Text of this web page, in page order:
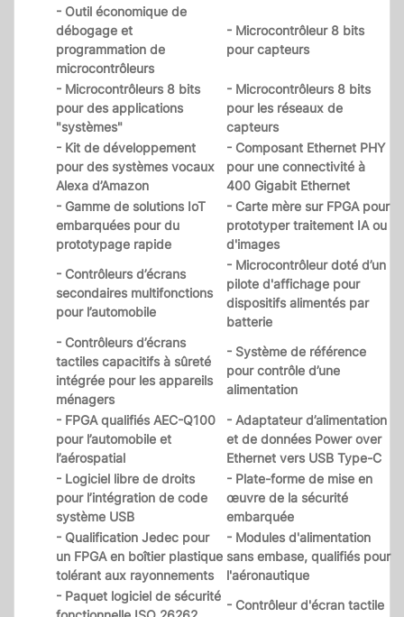
- Outil économique de
débogage et
programmation de
microcontrôleurs
- Microcontrôleur 8 bits
pour capteurs
- Microcontrôleurs 8 bits
pour des applications
"systèmes"
- Microcontrôleurs 8 bits
pour les réseaux de
capteurs
- Kit de développement
pour des systèmes vocaux
Alexa d’Amazon
- Composant Ethernet PHY
pour une connectivité à
400 Gigabit Ethernet
- Gamme de solutions IoT
embarquées pour du
prototypage rapide
- Carte mère sur FPGA pour
prototyper traitement IA ou
d'images
- Contrôleurs d’écrans
secondaires multifonctions
pour l’automobile
- Microcontrôleur doté d’un
pilote d'affichage pour
dispositifs alimentés par
batterie
- Contrôleurs d’écrans
tactiles capacitifs à sûreté
intégrée pour les appareils
ménagers
- Système de référence
pour contrôle d’une
alimentation
- FPGA qualifiés AEC-Q100
pour l’automobile et
l’aérospatial
- Adaptateur d’alimentation
et de données Power over
Ethernet vers USB Type-C
- Logiciel libre de droits
pour l’intégration de code
système USB
- Plate-forme de mise en
œuvre de la sécurité
embarquée
- Qualification Jedec pour
un FPGA en boîtier plastique
tolérant aux rayonnements
- Modules d'alimentation
sans embase, qualifiés pour
l'aéronautique
- Paquet logiciel de sécurité
- Contrôleur d'écran tactile